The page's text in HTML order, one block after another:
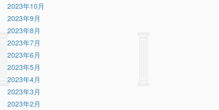
2023年10月
2023年9月
2023年8月
2023年7月
2023年6月
2023年5月
2023年4月
2023年3月
2023年2月